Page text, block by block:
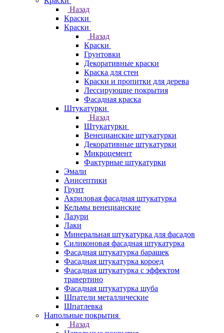
Назад
Краски
Краски
Назад
Краски
Грунтовки
Декоративные краски
Краска для стен
Краски и пропитки для дерева
Лессирующие покрытия
Фасадная краска
Штукатурки
Назад
Штукатурки
Венецианские штукатурки
Декоративные штукатурки
Микроцемент
Фактурные штукатурки
Эмали
Анисептики
Грунт
Акриловая фасадная штукатурка
Кельмы венецианские
Лазури
Лаки
Минеральная штукатурка для фасадов
Силиконовая фасадная штукатурка
Фасадная штукатурка барашек
Фасадная штукатурка короед
Фасадная штукатурка с эффектом
травертино
Фасадная штукатурка шуба
Шпатели металлические
Шпатлевка
Напольные покрытия
Назад